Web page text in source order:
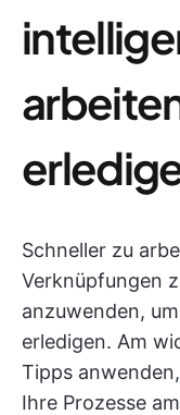
Schneller zu
Verknüpfungen
anzuwenden,
erledigen. Am
Tipps
Ihre Prozesse